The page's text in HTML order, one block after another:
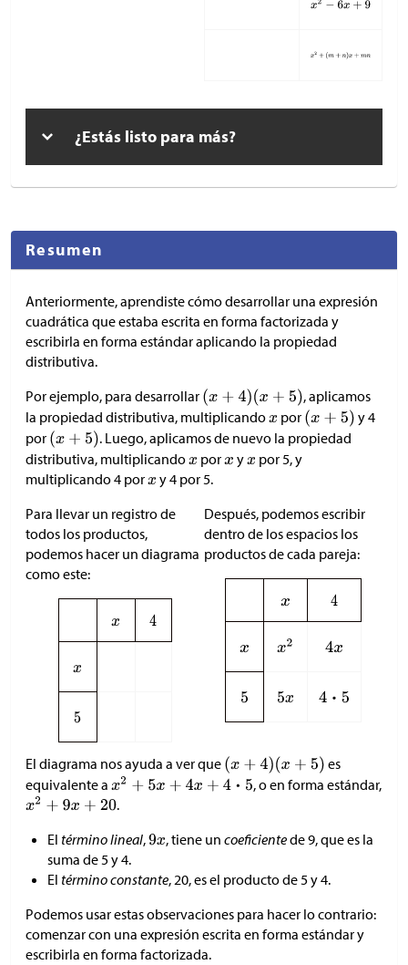
¿Estás listo para más?
Resumen
Anteriormente, aprendiste cómo desarrollar una expresión
cuadrática que estaba escrita en forma factorizada y
escribirla en forma estándar aplicando la propiedad
distributiva.
Por ejemplo, para desarrollar
, aplicamos
la propiedad distributiva, multiplicando
por
y 4
por
. Luego, aplicamos de nuevo la propiedad
distributiva, multiplicando
por y
por 5, y
multiplicando 4 por
y 4 por 5.
Para llevar un registro de
todos los productos,
podemos hacer un diagrama
como este:
Después, podemos escribir
dentro de los espacios los
productos de cada pareja:
El diagrama nos ayuda a ver que
es
equivalente a
, o en forma estándar,
.
El término lineal, , tiene uncoeficientede 9, que es la
suma de 5 y 4.
El término constante, 20, es el producto de 5 y 4.
Podemos usar estas observaciones para hacer lo contrario:
comenzar con una expresión escrita en forma estándar y
escribirla en forma factorizada.